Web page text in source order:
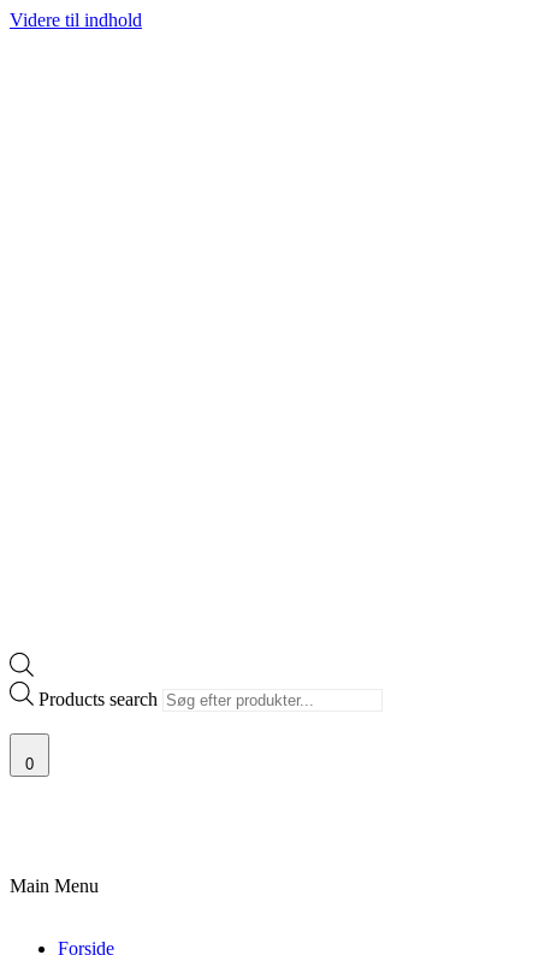
Videre til indhold
Products search
0
Main Menu
Forside